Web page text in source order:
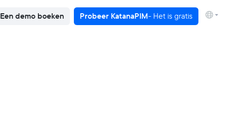
Een demo boeken Probeer KatanaPIM- Het is gratis